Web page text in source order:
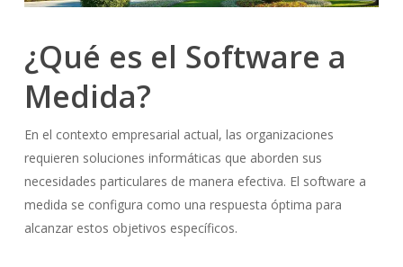
¿Qué es el Software a
Medida?
En el contexto empresarial actual, las organizaciones
requieren soluciones informáticas que aborden sus
necesidades particulares de manera efectiva. El software a
medida se configura como una respuesta óptima para
alcanzar estos objetivos específicos.